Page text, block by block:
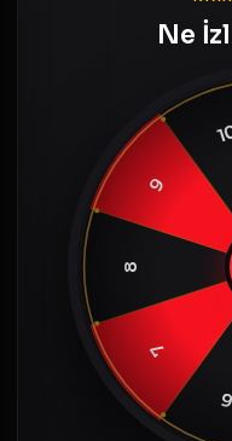
Ne
6
7
8
9